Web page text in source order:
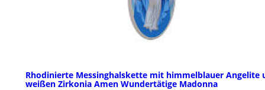
Rhodinierte Messinghalskette mit himmelblauer Angelite
weißen Zirkonia Amen Wundertätige Madonna